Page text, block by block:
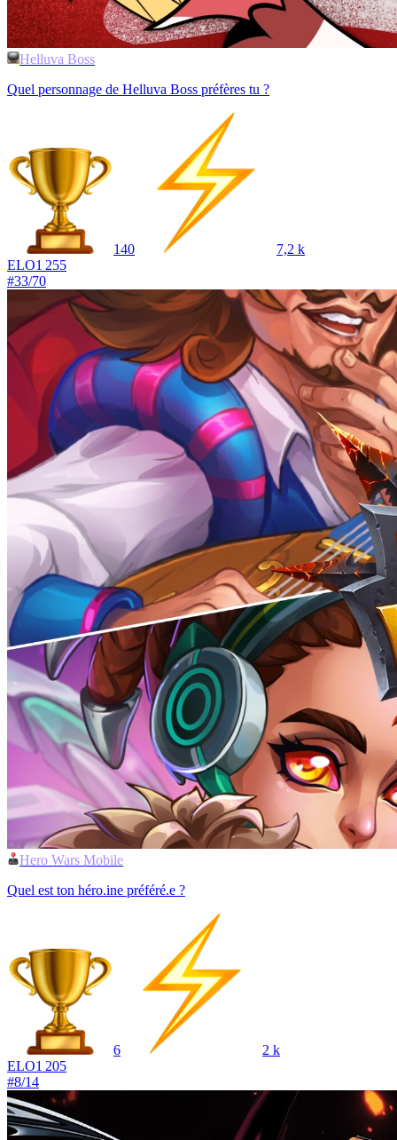
Helluva Boss
Quel personnage de Helluva Boss préfères tu ?
140
7,2 k
ELO1 255
#33/70
Hero Wars Mobile
Quel est ton héro.ine préféré.e ?
6
2 k
ELO1 205
#8/14